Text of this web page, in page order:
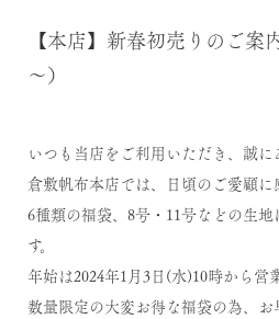
【本店】新春初売りのご案
～）
いつも当店をご利用いただき、誠に
倉敷帆布本店では、日頃のご愛顧に
6種類の福袋、8号・11号などの生
す。
年始は2024年1月3日(水)10時から営
数量限定の大変お得な福袋の為、お